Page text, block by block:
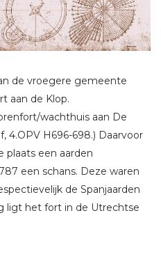
de vroegere gemeente
aan de Klop.
wachthuis aan De
4.OPV H696-698.) Daarvoor
plaats een aarden
een schans. Deze waren
de Spanjaarden
ligt het fort in de Utrechtse